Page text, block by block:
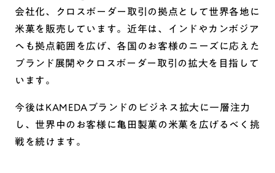
会社化、クロスボーダー取引の拠点として世界各地に
米菓を販売しています。近年は、インドやカンボジア
へも拠点範囲を広げ、各国のお客様のニーズに応えた
ブランド展開やクロスボーダー取引の拡大を目指して
います。
今後はKAMEDAブランドのビジネス拡大に一層注力
し、世界中のお客様に亀田製菓の米菓を広げるべく挑
戦を続けます。